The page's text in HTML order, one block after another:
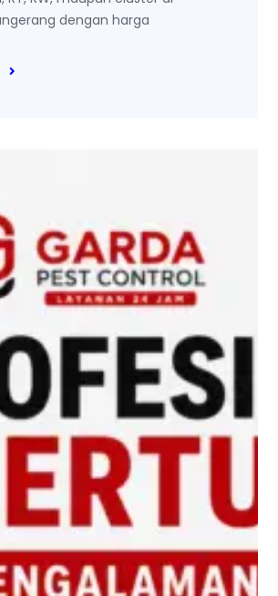
dengan harga